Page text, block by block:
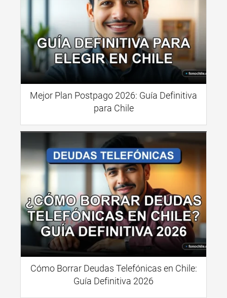
Mejor Plan Postpago 2026: Guía Definitiva
para Chile
Cómo Borrar Deudas Telefónicas en Chile:
Guía Definitiva 2026